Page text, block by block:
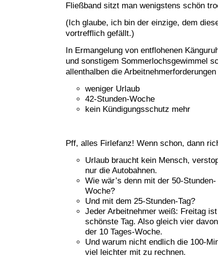
Fließband sitzt man wenigstens schön
(Ich glaube, ich bin der einzige, dem
vortrefflich gefällt.)
In Ermangelung von entflohenen
und sonstigem Sommerlochsgewimmel
allenthalben die
weniger Urlaub
42-Stunden-Woche
kein Kündigungsschutz mehr
Pff, alles Firlefanz! Wenn schon, dann
Urlaub braucht kein Mensch,
nur die Autobahnen.
Wie wär’s denn mit der 50-Stunden-
Woche?
Und mit dem 25-Stunden-Tag?
Jeder Arbeitnehmer weiß: Freitag
schönste Tag. Also gleich vier
der 10 Tages-Woche.
Und warum nicht endlich die 100-
viel leichter mit zu rechnen.